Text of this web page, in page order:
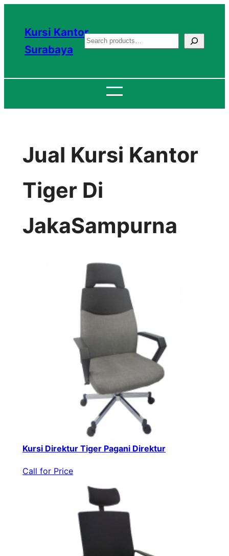
konten
Kursi Kantor
Surabaya
S
a
c
Jual Kursi Kantor
Tiger Di
JakaSampurna
Kursi Direktur Tiger Pagani Direktur
Call for Price